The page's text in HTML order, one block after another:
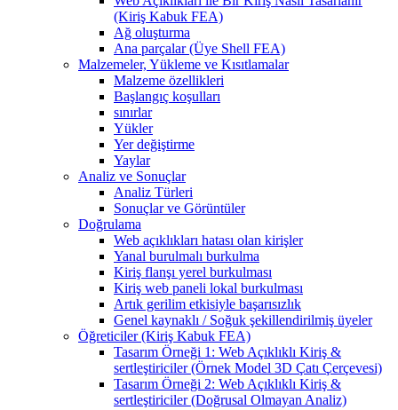
(Kiriş Kabuk FEA)
Ağ oluşturma
Ana parçalar (Üye Shell FEA)
Malzemeler, Yükleme ve Kısıtlamalar
Malzeme özellikleri
Başlangıç ​​koşulları
sınırlar
Yükler
Yer değiştirme
Yaylar
Analiz ve Sonuçlar
Analiz Türleri
Sonuçlar ve Görüntüler
Doğrulama
Web açıklıkları hatası olan kirişler
Yanal burulmalı burkulma
Kiriş flanşı yerel burkulması
Kiriş web paneli lokal burkulması
Artık gerilim etkisiyle başarısızlık
Genel kaynaklı / Soğuk şekillendirilmiş üyeler
Öğreticiler (Kiriş Kabuk FEA)
Tasarım Örneği 1: Web Açıklıklı Kiriş &
sertleştiriciler (Örnek Model 3D Çatı Çerçevesi)
Tasarım Örneği 2: Web Açıklıklı Kiriş &
sertleştiriciler (Doğrusal Olmayan Analiz)